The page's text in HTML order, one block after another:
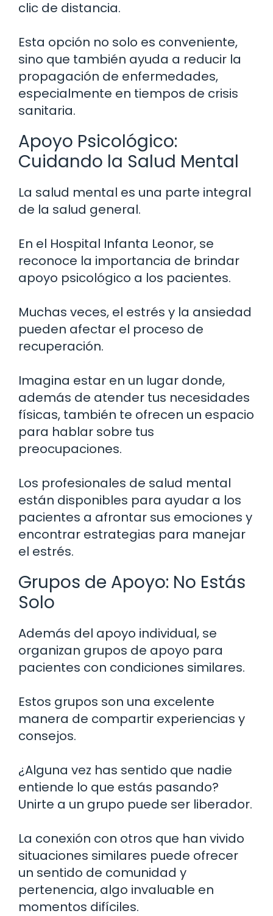
clic de distancia.
Esta opción no solo es conveniente,
sino que también ayuda a reducir la
propagación de enfermedades,
especialmente en tiempos de crisis
sanitaria.
Apoyo Psicológico:
Cuidando la Salud Mental
La salud mental es una parte integral
de la salud general.
En el Hospital Infanta Leonor, se
reconoce la importancia de brindar
apoyo psicológico a los pacientes.
Muchas veces, el estrés y la ansiedad
pueden afectar el proceso de
recuperación.
Imagina estar en un lugar donde,
además de atender tus necesidades
físicas, también te ofrecen un espacio
para hablar sobre tus
preocupaciones.
Los profesionales de salud mental
están disponibles para ayudar a los
pacientes a afrontar sus emociones y
encontrar estrategias para manejar
el estrés.
Grupos de Apoyo: No Estás
Solo
Además del apoyo individual, se
organizan grupos de apoyo para
pacientes con condiciones similares.
Estos grupos son una excelente
manera de compartir experiencias y
consejos.
¿Alguna vez has sentido que nadie
entiende lo que estás pasando?
Unirte a un grupo puede ser liberador.
La conexión con otros que han vivido
situaciones similares puede ofrecer
un sentido de comunidad y
pertenencia, algo invaluable en
momentos difíciles.